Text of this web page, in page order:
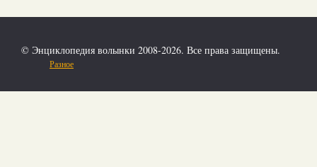
© Энциклопедия волынки 2008-2026. Все права защищены.
Разное